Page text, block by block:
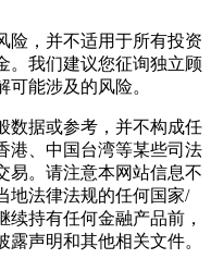
险，并不适用于所有投资
。我们建议您征询独立顾
能涉及的风险。
数据或参考，并不构成任
港、中国台湾等某些司法
易。请注意本网站信息不
地法律法规的任何国家/
持有任何金融产品前，
声明和其他相关文件。